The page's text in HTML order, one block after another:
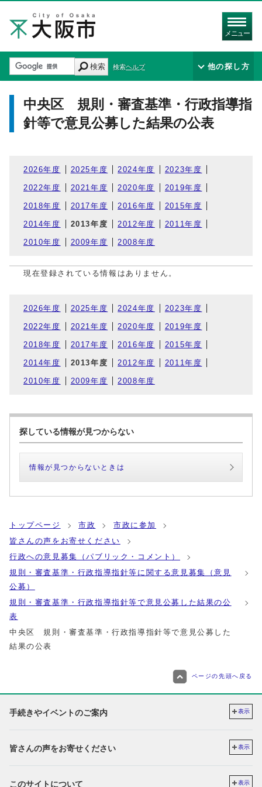
メニュー
検索 検索ヘルプ 他の探し方
中央区 規則・審査基準・行政指導指
針等で意見公募した結果の公表
2026年度 2025年度 2024年度 2023年度
2022年度 2021年度 2020年度 2019年度
2018年度 2017年度 2016年度 2015年度
2014年度 2013年度 2012年度 2011年度
2010年度 2009年度 2008年度
現在登録されている情報はありません。
2026年度 2025年度 2024年度 2023年度
2022年度 2021年度 2020年度 2019年度
2018年度 2017年度 2016年度 2015年度
2014年度 2013年度 2012年度 2011年度
2010年度 2009年度 2008年度
探している情報が見つからない
情報が見つからないときは
トップページ 市政
市政に参加
皆さんの声をお寄せください
行政への意見募集（パブリック・コメント）
規則・審査基準・行政指導指針等に関する意見募集（意見
公募）
規則・審査基準・行政指導指針等で意見公募した結果の公
表
中央区 規則・審査基準・行政指導指針等で意見公募した
結果の公表
ページの先頭へ戻る
手続きやイベントのご案内 表示
皆さんの声をお寄せください 表示
このサイトについて 表示